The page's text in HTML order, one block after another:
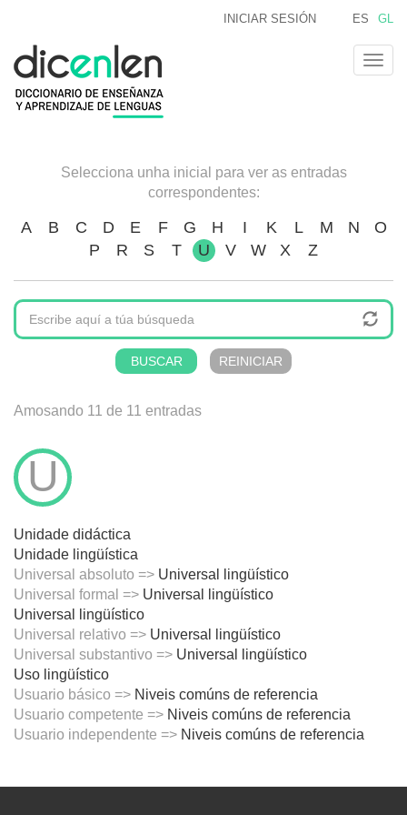
contido
principal
ES GL
INICIAR SESIÓN
Selecciona unha inicial para ver as entradas
correspondentes:
A B C D E F G H I K L M N
O
P
R S T U V W X Z
Amosando 11 de 11 entradas
U
Unidade didáctica
Unidade lingüística
Universal absoluto => Universal lingüístico
Universal formal => Universal lingüístico
Universal lingüístico
Universal relativo => Universal lingüístico
Universal substantivo => Universal lingüístico
Uso lingüístico
Usuario básico => Niveis comúns de referencia
Usuario competente => Niveis comúns de referencia
Usuario independente => Niveis comúns de referencia